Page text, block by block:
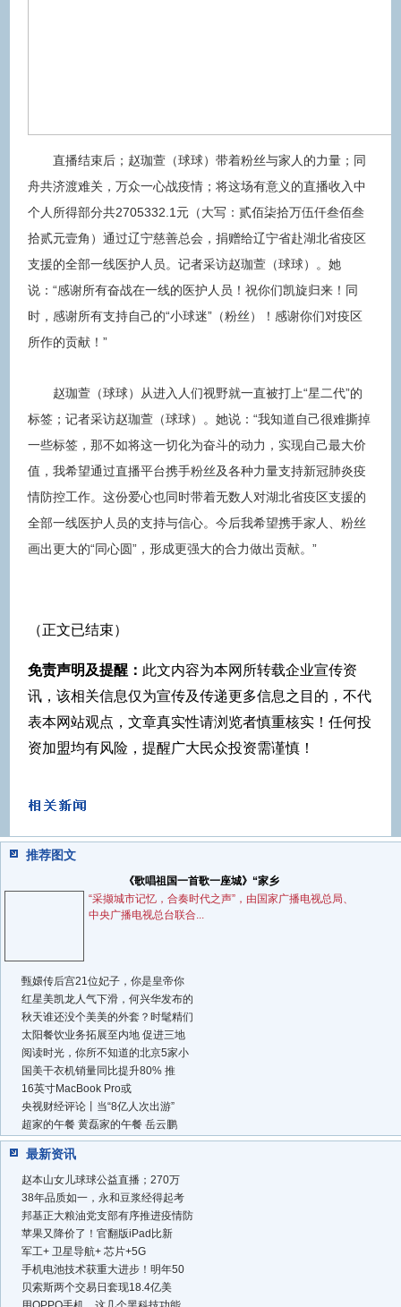
直播结束后；赵珈萱（球球）带着粉丝与家人的力量；同
舟共济渡难关，万众一心战疫情；将这场有意义的直播收入中
个人所得部分共2705332.1元（大写：贰佰柒拾万伍仟叁佰叁
拾贰元壹角）通过辽宁慈善总会，捐赠给辽宁省赴湖北省疫区
支援的全部一线医护人员。记者采访赵珈萱（球球）。她
说：“感谢所有奋战在一线的医护人员！祝你们凯旋归来！同
时，感谢所有支持自己的“小球迷”（粉丝）！感谢你们对疫区
所作的贡献！”
赵珈萱（球球）从进入人们视野就一直被打上“星二代”的
标签；记者采访赵珈萱（球球）。她说：“我知道自己很难撕掉
一些标签，那不如将这一切化为奋斗的动力，实现自己最大价
值，我希望通过直播平台携手粉丝及各种力量支持新冠肺炎疫
情防控工作。这份爱心也同时带着无数人对湖北省疫区支援的
全部一线医护人员的支持与信心。今后我希望携手家人、粉丝
画出更大的“同心圆”，形成更强大的合力做出贡献。”
（正文已结束）
免责声明及提醒： 此文内容为本网所转载企业宣传资
讯，该相关信息仅为宣传及传递更多信息之目的，不代
表本网站观点，文章真实性请浏览者慎重核实！任何投
资加盟均有风险，提醒广大民众投资需谨慎！
推荐图文
《歌唱祖国一首歌一座城》“家乡
“采撷城市记忆，合奏时代之声”，由国家广播电视总局、
中央广播电视总台联合...
甄嬛传后宫21位妃子，你是皇帝你
红星美凯龙人气下滑，何兴华发布的
秋天谁还没个美美的外套？时髦精们
太阳餐饮业务拓展至内地 促进三地
阅读时光，你所不知道的北京5家小
国美干衣机销量同比提升80% 推
16英寸MacBook Pro或
央视财经评论丨当“8亿人次出游”
超家的午餐 黄磊家的午餐 岳云鹏
最新资讯
赵本山女儿球球公益直播；270万
38年品质如一，永和豆浆经得起考
邦基正大粮油党支部有序推进疫情防
苹果又降价了！官翻版iPad比新
军工+ 卫星导航+ 芯片+5G
手机电池技术获重大进步！明年50
贝索斯两个交易日套现18.4亿美